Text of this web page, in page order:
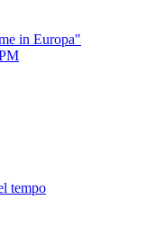
in Europa"
tempo